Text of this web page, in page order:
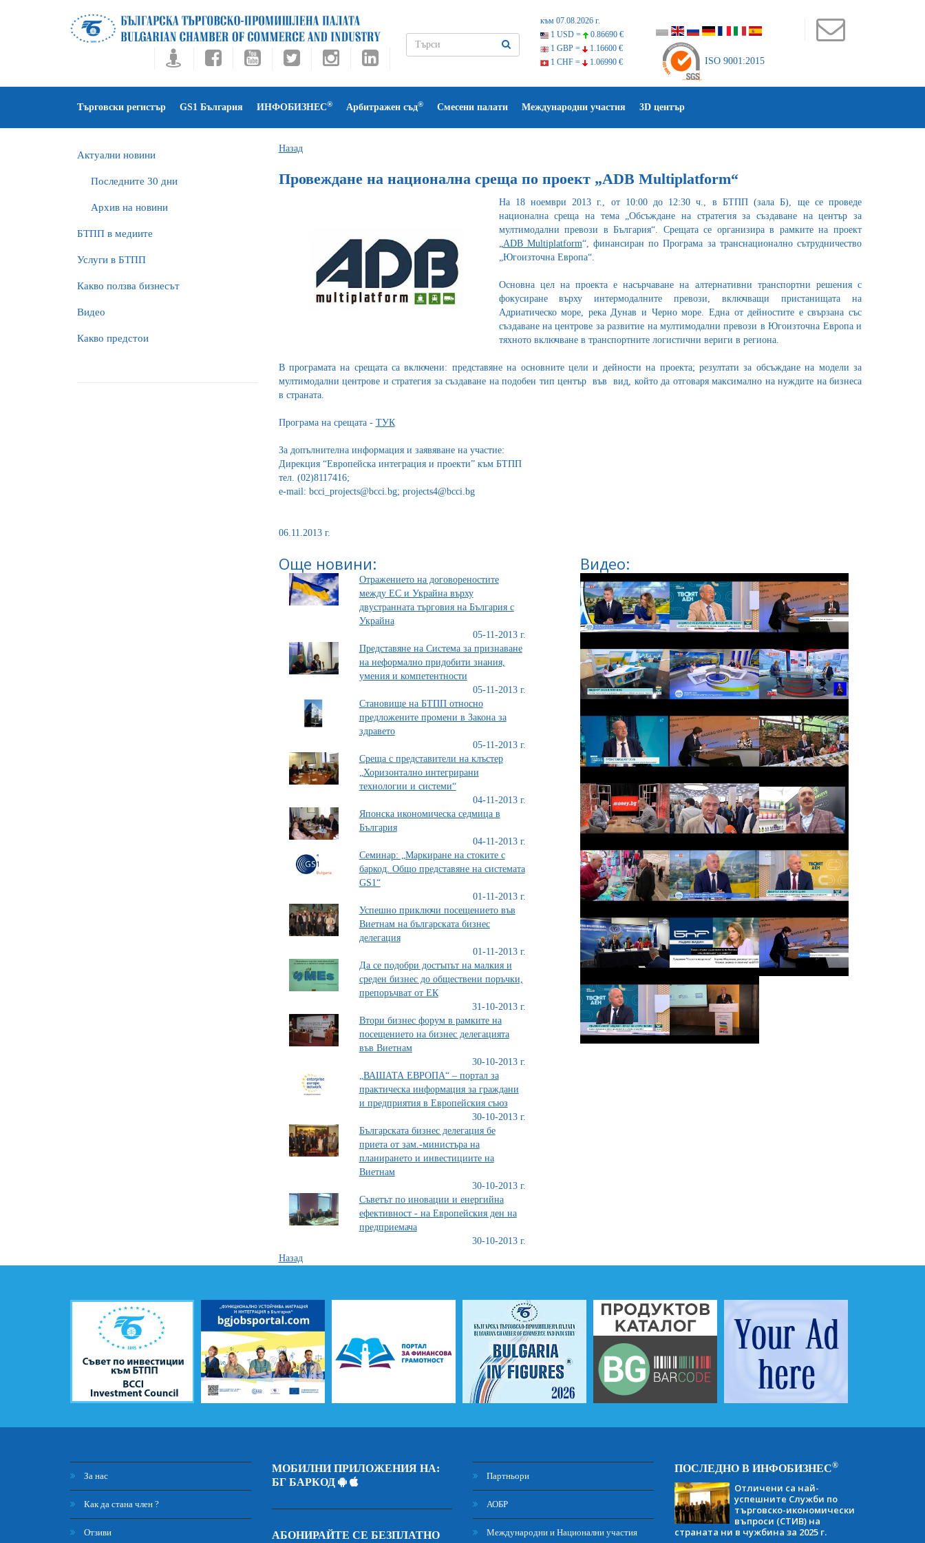
към 07.08.2026 г.
1 USD =
0.86690 €
1 GBP =
1.16600 €
1 CHF =
1.06990 € ISO 9001:2015
Търговски регистър GS1 България ИНФОБИЗНЕС® Арбитражен съд® Смесени палати Международни участия 3D център
Актуални новини
Последните 30 дни
Архив на новини
БTПП в медиите
Услуги в БТПП
Какво ползва бизнесът
Видео
Какво предстои
Назад
Провеждане на национална среща по проект „ADB Multiplatform“
На 18 ноември 2013 г., от 10:00 до 12:30 ч., в БТПП (зала Б), ще се проведе
национална среща на тема „Обсъждане на стратегия за създаване на център за
мултимодални превози в България“. Срещата се организира в рамките на проект
„ADB Multiplatform“, финансиран по Програма за транснационално сътрудничество
„Югоизточна Европа“.
Основна цел на проекта е насърчаване на алтернативни транспортни решения с
фокусиране върху интермодалните превози, включващи пристанищата на
Адриатическо море, река Дунав и Черно море. Една от дейностите е свързана със
създаване на центрове за развитие на мултимодални превози в Югоизточна Европа и
тяхното включване в транспортните логистични вериги в региона.
В програмата на срещата са включени: представяне на основните цели и дейности на проекта; резултати за обсъждане на модели за
мултимодални центрове и стратегия за създаване на подобен тип център във вид, който да отговаря максимално на нуждите на бизнеса
в страната.
Програма на срещата - ТУК
За допълнителна информация и заявяване на участие:
Дирекция “Европейска интеграция и проекти” към БТПП
тел. (02)8117416;
e-mail: bcci_projects@bcci.bg; projects4@bcci.bg
06.11.2013 г.
Още новини:
Отражението на договореностите
между ЕС и Украйна върху
двустранната търговия на България с
Украйна
05-11-2013 г.
Представяне на Система за признаване
на неформално придобити знания,
умения и компетентности
05-11-2013 г.
Становище на БТПП относно
предложените промени в Закона за
здравето
05-11-2013 г.
Среща с представители на клъстер
„Хоризонтално интегрирани
технологии и системи“
04-11-2013 г.
Японска икономическа седмица в
България
04-11-2013 г.
Семинар: „Маркиране на стоките с
баркод. Общо представяне на системата
GS1“
01-11-2013 г.
Успешно приключи посещението във
Виетнам на българската бизнес
делегация
01-11-2013 г.
Да се подобри достъпът на малкия и
среден бизнес до обществени поръчки,
препоръчват от ЕК
31-10-2013 г.
Втори бизнес форум в рамките на
посещението на бизнес делегацията
във Виетнам
30-10-2013 г.
„ВАШАТА ЕВРОПА“ – портал за
практическа информация за граждани
и предприятия в Европейския съюз
30-10-2013 г.
Българската бизнес делегация бе
приета от зам.-министъра на
планирането и инвестициите на
Виетнам
30-10-2013 г.
Съветът по иновации и енергийна
ефективност - на Европейския ден на
предприемача
30-10-2013 г.
Видео:
Назад
За нас
Как да стана член ?
Отзиви
МОБИЛНИ ПРИЛОЖЕНИЯ НА:
БГ БАРКОД
АБОНИРАЙТЕ СЕ БЕЗПЛАТНО
Партньори
АОБР
Международни и Национални участия
ПОСЛЕДНО В ИНФОБИЗНЕС®
Отличени са най-
успешните Служби по
търговско-икономически
въпроси (СТИВ) на
страната ни в чужбина за 2025 г.